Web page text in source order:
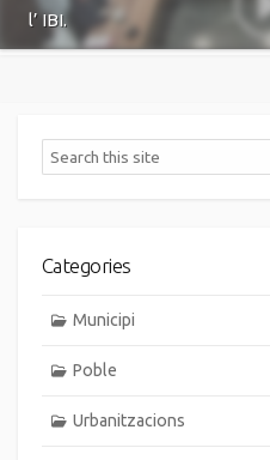
l’ IBI.
Search
Categories
Municipi
Poble
Urbanitzacions